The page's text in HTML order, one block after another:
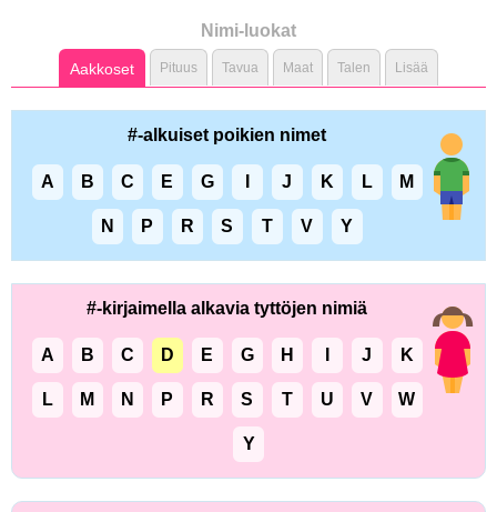
Nimi-luokat
Aakkoset Pituus Tavua Maat Talen Lisää
#-alkuiset poikien nimet
A B C E G J K L M
N P R S T V Y
#-kirjaimella alkavia tyttöjen nimiä
A B C D E G H J K
L M N P R S T U V W
Y